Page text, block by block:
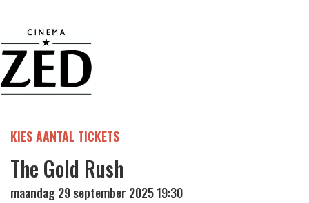
KIES AANTAL TICKETS
The Gold Rush
maandag 29 september 2025 19:30